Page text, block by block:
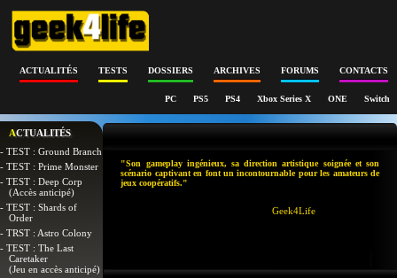
ACTUALITÉS TESTS DOSSIERS ARCHIVES FORUMS CONTACTS
PC PS5 PS4 Xbox Series X ONE Switch
ACTUALITÉS
- TEST : Ground Branch
- TEST : Prime Monster
- TEST : Deep Corp
(Accès anticipé)
- TEST : Shards of
Order
- TRST : Astro Colony
- TEST : The Last
Caretaker
(Jeu en accès anticipé)
"Son gameplay ingénieux, sa direction artistique soignée et son
scénario captivant en font un incontournable pour les amateurs de
jeux coopératifs."
Geek4Life